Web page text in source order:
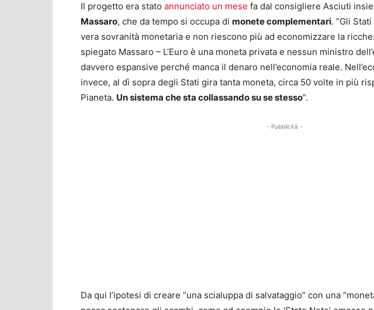
Il progetto era stato annunciato un mese fa dal consigliere Asciuti
Massaro, che da tempo si occupa di monete complementari. “Gli
vera sovranità monetaria e non riescono più ad economizzare la
spiegato Massaro – L’Euro è una moneta privata e nessun ministro
davvero espansive perché manca il denaro nell’economia reale.
invece, al dì sopra degli Stati gira tanta moneta, circa 50 volte in più
Pianeta. Un sistema che sta collassando su se stesso“.
- Pubblicità -
Da qui l’ipotesi di creare “una scialuppa di salvataggio” con una